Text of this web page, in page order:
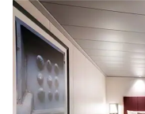
corso dell'anno. La
Maiorca, dominata dalla
Tramuntana, è una
villaggi color ocra, con
dalla flora selvaggia.
meridionale dell'isola,
tramonti. La maggior
fiancheggiata da